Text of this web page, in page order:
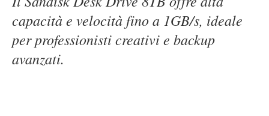
capacità e velocità fino a 1GB/s, ideale
per professionisti creativi e backup
avanzati.